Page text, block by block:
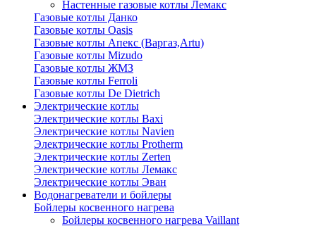
Настенные газовые котлы Лемакс
Газовые котлы Данко
Газовые котлы Oasis
Газовые котлы Апекс (Варгаз,Artu)
Газовые котлы Mizudo
Газовые котлы ЖМЗ
Газовые котлы Ferroli
Газовые котлы De Dietrich
Электрические котлы
Электрические котлы Baxi
Электрические котлы Navien
Электрические котлы Protherm
Электрические котлы Zerten
Электрические котлы Лемакс
Электрические котлы Эван
Водонагреватели и бойлеры
Бойлеры косвенного нагрева
Бойлеры косвенного нагрева Vaillant